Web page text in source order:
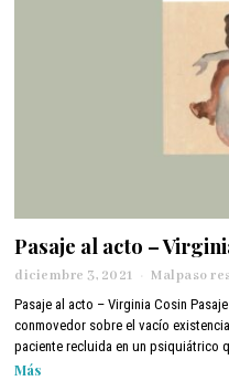
Pasaje al acto –
diciembre 3, 2021
i
c
i
e
Malpaso
Pasaje al acto – Virginia Cosin
conmovedor sobre el vacío
paciente recluida en un psiquiátrico
Más